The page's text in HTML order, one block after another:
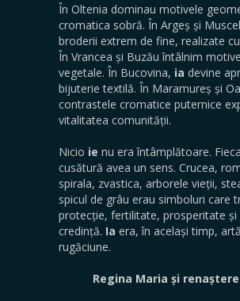
În Oltenia dominau motivele
cromatica sobră. În Argeș și
broderii extrem de fine, realizate
În Vrancea și Buzău întâlnim
vegetale. În Bucovina, ia devine
bijuterie textilă. În Maramureș și
contrastele cromatice puternice
vitalitatea comunității.
Nicio ie nu era întâmplătoare.
cusătură avea un sens. Crucea,
spirala, zvastica, arborele vieții,
spicul de grâu erau simboluri care
protecție, fertilitate, prosperitate și
credință. Ia era, în același timp,
rugăciune.
Regina Maria și